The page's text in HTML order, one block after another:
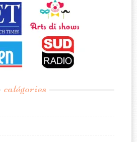
catégories